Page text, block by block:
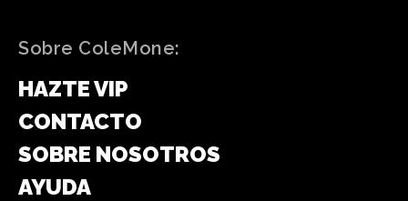
Sobre ColeMone:
HAZTE VIP
CONTACTO
SOBRE NOSOTROS
AYUDA